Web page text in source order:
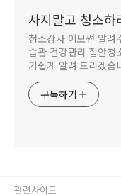
사지말고 청소하
청소강사 이모썬 알려
습관 건강관리 집안청
기쉽게 알려 드리겠습
구독하기
관련사이트